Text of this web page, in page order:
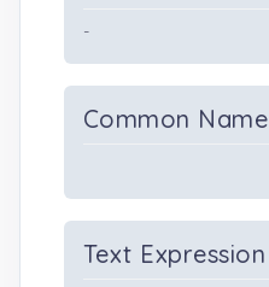
-
Common Name
Text Expression